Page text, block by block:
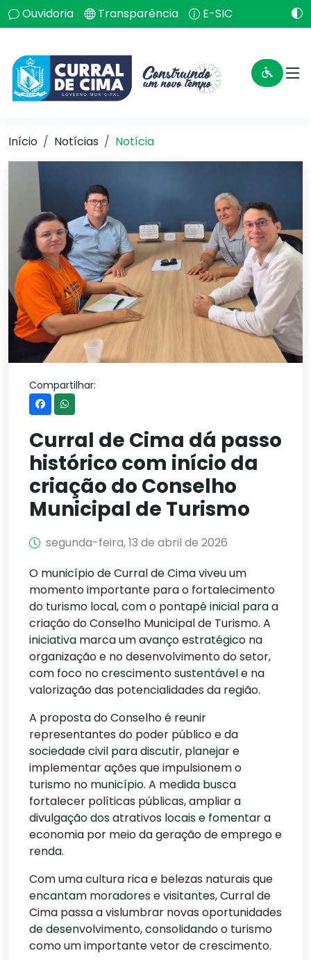
Ouvidoria Transparência E-SIC
Início Notícias Notícia
Compartilhar:
Curral de Cima dá passo
histórico com início da
criação do Conselho
Municipal de Turismo
segunda-feira, 13 de abril de 2026
O município de Curral de Cima viveu um
momento importante para o fortalecimento
do turismo local, com o pontapé inicial para a
criação do Conselho Municipal de Turismo. A
iniciativa marca um avanço estratégico na
organização e no desenvolvimento do setor,
com foco no crescimento sustentável e na
valorização das potencialidades da região.
A proposta do Conselho é reunir
representantes do poder público e da
sociedade civil para discutir, planejar e
implementar ações que impulsionem o
turismo no município. A medida busca
fortalecer políticas públicas, ampliar a
divulgação dos atrativos locais e fomentar a
economia por meio da geração de emprego e
renda.
Com uma cultura rica e belezas naturais que
encantam moradores e visitantes, Curral de
Cima passa a vislumbrar novas oportunidades
de desenvolvimento, consolidando o turismo
como um importante vetor de crescimento.